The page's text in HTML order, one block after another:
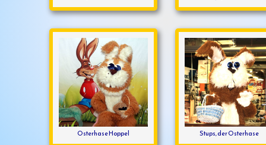
Osterhase Hoppel Stups, der Osterhase